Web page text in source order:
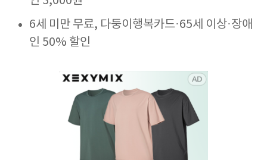
6세 미만 무료, 다둥이행복카드·65세 이상·장애
인 50% 할인